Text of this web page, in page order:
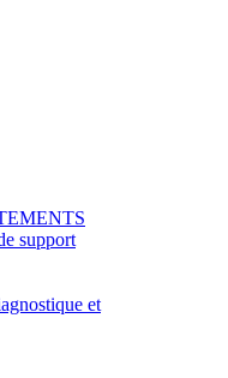
support
et